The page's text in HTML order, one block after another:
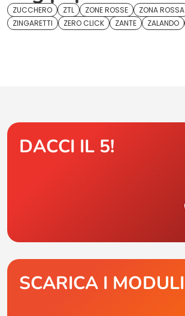
ZUCCHERO ZTL ZONE ROSSE ZONA ROSSA
ZINGARETTI
ZERO CLICK ZANTE ZALANDO
DACCI IL 5!
SCARICA I MODULI